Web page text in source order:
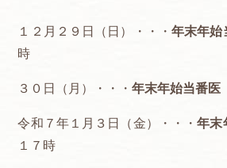
１２月２９日（日）・・・ 年末年始
時
３０日（月）・・・年末年始当番医
令和７年１月３日（金）・・・年末
１７時